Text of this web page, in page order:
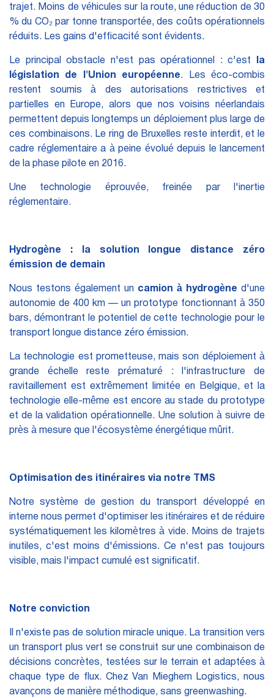
trajet. Moins de véhicules sur la route, une réduction de 30
% du CO₂ par tonne transportée, des coûts opérationnels
réduits. Les gains d'efficacité sont évidents.
Le principal obstacle n'est pas opérationnel : c'est
la
législation de l'Union européenne. Les éco-combis
restent soumis à des autorisations restrictives et
partielles en Europe, alors que nos voisins néerlandais
permettent depuis longtemps un déploiement plus large de
ces combinaisons. Le ring de Bruxelles reste interdit, et le
cadre réglementaire a à peine évolué depuis le lancement
de la phase pilote en 2016.
Une technologie éprouvée, freinée par l'inertie
réglementaire.
Hydrogène : la solution longue distance zéro
émission de demain
Nous testons également un camion à hydrogène d'une
autonomie de 400 km — un prototype fonctionnant à 350
bars, démontrant le potentiel de cette technologie pour le
transport longue distance zéro émission.
La technologie est prometteuse, mais son déploiement à
grande échelle reste prématuré : l'infrastructure de
ravitaillement est extrêmement limitée en Belgique, et la
technologie elle-même est encore au stade du prototype
et de la validation opérationnelle. Une solution à suivre de
près à mesure que l'écosystème énergétique mûrit.
Optimisation des itinéraires via notre TMS
Notre système de gestion du transport développé en
interne nous permet d'optimiser les itinéraires et de réduire
systématiquement les kilomètres à vide. Moins de trajets
inutiles, c'est moins d'émissions. Ce n'est pas toujours
visible, mais l'impact cumulé est significatif.
Notre conviction
Il n'existe pas de solution miracle unique. La transition vers
un transport plus vert se construit sur une combinaison de
décisions concrètes, testées sur le terrain et adaptées à
chaque type de flux. Chez Van Mieghem Logistics, nous
avançons de manière méthodique, sans greenwashing.